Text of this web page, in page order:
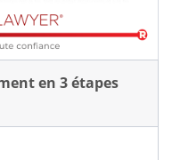
en 3 étapes